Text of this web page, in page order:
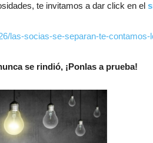
te invitamos a dar click en el
las-socias-se-separan-te-contamos-
se rindió, ¡Ponlas a prueba!